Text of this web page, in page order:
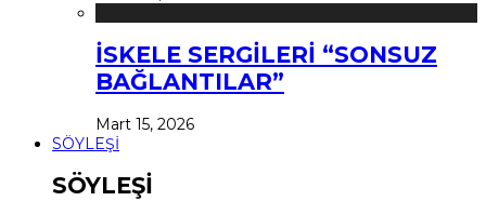
İSKELE SERGİLERİ “SONSUZ
BAĞLANTILAR”
Mart 15, 2026
SÖYLEŞİ
SÖYLEŞİ